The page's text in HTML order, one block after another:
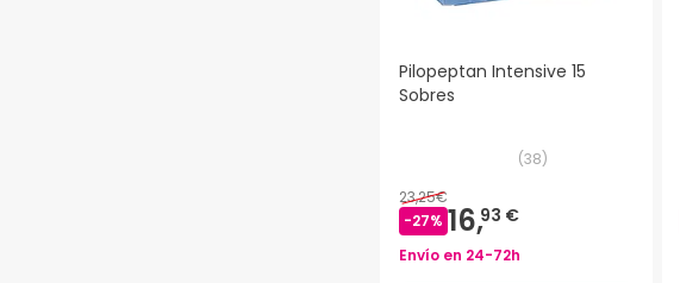
Pilopeptan Intensive 15
Sobres
(38)
23,25€
-27% 16,93 €
Envío en 24-72h